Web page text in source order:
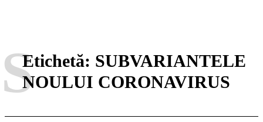
Etichetă: SUBVARIANTELE
NOULUI CORONAVIRUS
S